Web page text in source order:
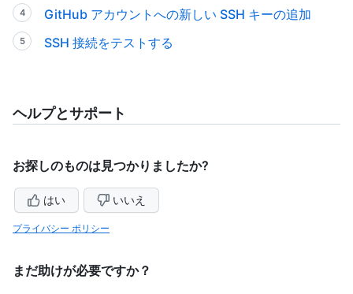
GitHub アカウントへの新しい SSH キーの追加
SSH 接続をテストする
ヘルプとサポート
お探しのものは見つかりましたか?
はい いいえ
プライバシー ポリシー
まだ助けが必要ですか？